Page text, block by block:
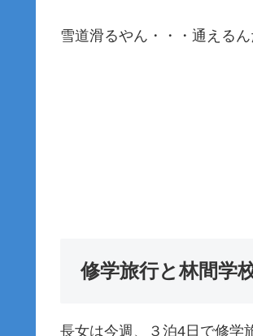
雪道滑るやん・・・通えるん
修学旅行と林間学校
長女は今週、３泊4日で修学